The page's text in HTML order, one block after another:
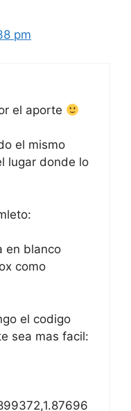
el mismo
lugar donde lo
blanco
como
el codigo
sea mas facil: